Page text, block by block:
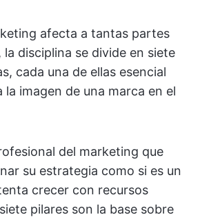
afecta a tantas partes
la disciplina se divide en siete
cada una de ellas esencial
la imagen de una marca en el
del marketing que
su estrategia como si es un
crecer con recursos
pilares son la base sobre